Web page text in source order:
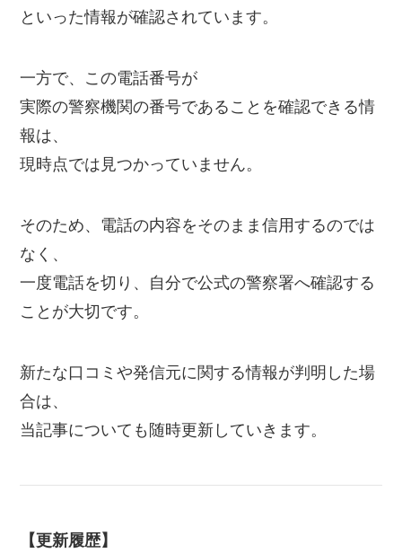
といった情報が確認されています。
一方で、この電話番号が
実際の警察機関の番号であることを確認できる情
報は、
現時点では見つかっていません。
そのため、電話の内容をそのまま信用するのでは
なく、
一度電話を切り、自分で公式の警察署へ確認する
ことが大切です。
新たな口コミや発信元に関する情報が判明した場
合は、
当記事についても随時更新していきます。
【更新履歴】